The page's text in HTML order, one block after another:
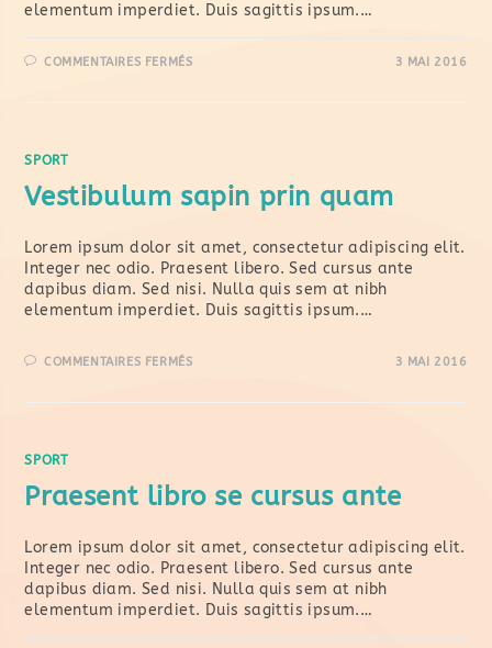
elementum imperdiet. Duis sagittis ipsum.…
COMMENTAIRES FERMÉS 3 MAI 2016
SPORT
Vestibulum sapin prin quam
Lorem ipsum dolor sit amet, consectetur adipiscing elit.
Integer nec odio. Praesent libero. Sed cursus ante
dapibus diam. Sed nisi. Nulla quis sem at nibh
elementum imperdiet. Duis sagittis ipsum.…
COMMENTAIRES FERMÉS 3 MAI 2016
SPORT
Praesent libro se cursus ante
Lorem ipsum dolor sit amet, consectetur adipiscing elit.
Integer nec odio. Praesent libero. Sed cursus ante
dapibus diam. Sed nisi. Nulla quis sem at nibh
elementum imperdiet. Duis sagittis ipsum.…